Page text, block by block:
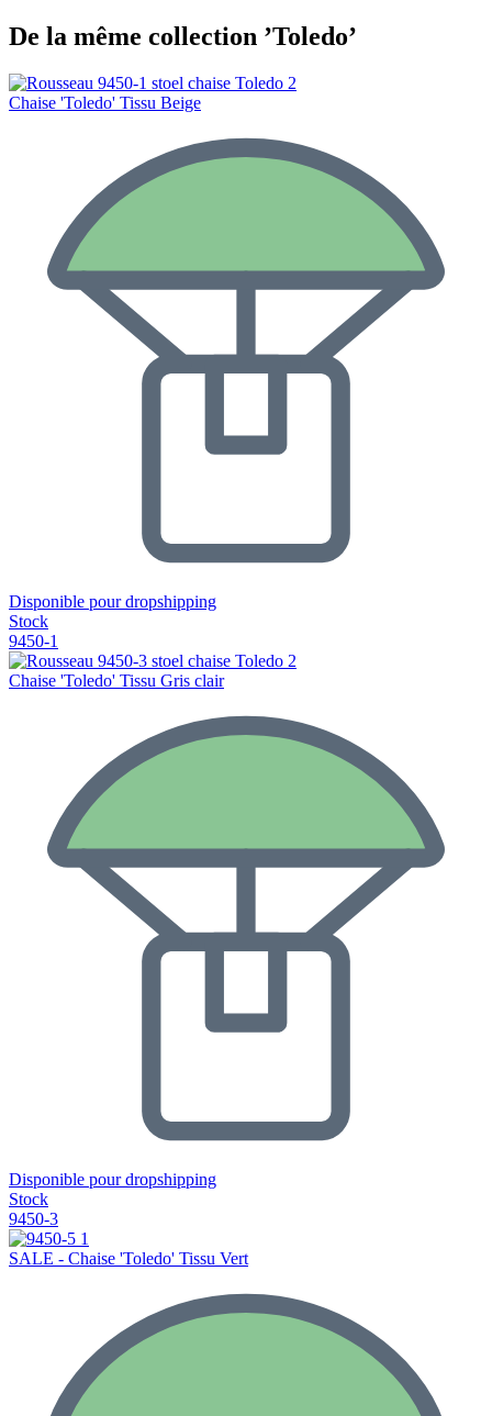
De la même collection ’Toledo’
Chaise 'Toledo' Tissu Beige
Disponible pour dropshipping
Stock
9450-1
Chaise 'Toledo' Tissu Gris clair
Disponible pour dropshipping
Stock
9450-3
SALE - Chaise 'Toledo' Tissu Vert